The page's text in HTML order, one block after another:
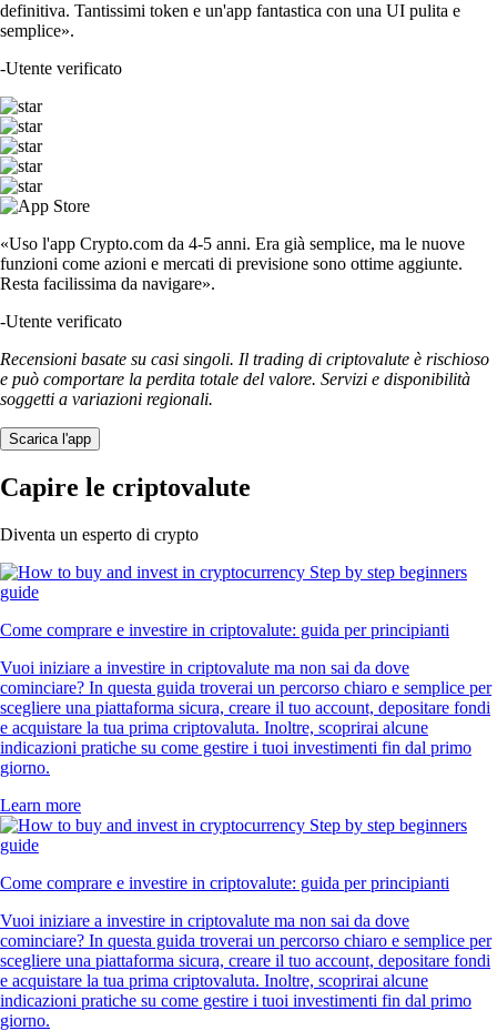
definitiva. Tantissimi token e un'app fantastica con una UI pulita e
semplice».
-Utente verificato
«Uso l'app Crypto.com da 4-5 anni. Era già semplice, ma le nuove
funzioni come azioni e mercati di previsione sono ottime aggiunte.
Resta facilissima da navigare».
-Utente verificato
Recensioni basate su casi singoli. Il trading di criptovalute è rischioso
e può comportare la perdita totale del valore. Servizi e disponibilità
soggetti a variazioni regionali.
Scarica l'app
Capire le criptovalute
Diventa un esperto di crypto
Come comprare e investire in criptovalute: guida per principianti
Vuoi iniziare a investire in criptovalute ma non sai da dove
cominciare? In questa guida troverai un percorso chiaro e semplice per
scegliere una piattaforma sicura, creare il tuo account, depositare fondi
e acquistare la tua prima criptovaluta. Inoltre, scoprirai alcune
indicazioni pratiche su come gestire i tuoi investimenti fin dal primo
giorno.
Learn more
Come comprare e investire in criptovalute: guida per principianti
Vuoi iniziare a investire in criptovalute ma non sai da dove
cominciare? In questa guida troverai un percorso chiaro e semplice per
scegliere una piattaforma sicura, creare il tuo account, depositare fondi
e acquistare la tua prima criptovaluta. Inoltre, scoprirai alcune
indicazioni pratiche su come gestire i tuoi investimenti fin dal primo
giorno.